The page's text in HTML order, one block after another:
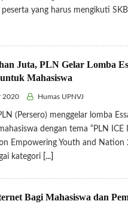
peserta yang harus mengikuti
Juta, PLN Gelar Lomba
Mahasiswa
2020 Humas UPNVJ
(Persero) menggelar lomba
dengan tema “PLN ICE
Empowering Youth and Nation
kategori
[...]
Bagi Mahasiswa dan